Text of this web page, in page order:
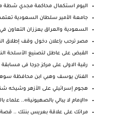
اليوم استكمال محاكمة مجدي شطة
جامعة الأمير سلطان السعودية
السعودية والعراق يعززان التعاون في
مصر ترحب بإعلان دخول وقف إطلاق
القبض على عاطل لتصنيع الأسلحة
رقية الاولى على مركز جرجا فى
الفنان يوسف وهبي ابن محافظة
هجوم إسرائيلي على الأزهر وشيخه
«الإمام لا يبالي بالصهيونية».. علماء
مراتك على علاقة بعريس بنتك ..